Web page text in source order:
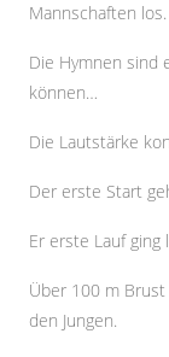
Mannschaften los.
Die Hymnen sind
können…
Die Lautstärke
Der erste Start
Er erste Lauf ging
Über 100 m
den Jungen.
SEITENLEISTE